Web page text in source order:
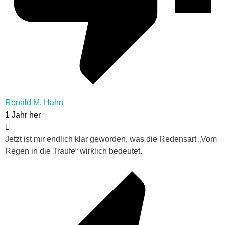
Ronald M. Hahn
1 Jahr her
Jetzt ist mir endlich klar geworden, was die Redensart „Vom
Regen in die Traufe“ wirklich bedeutet.